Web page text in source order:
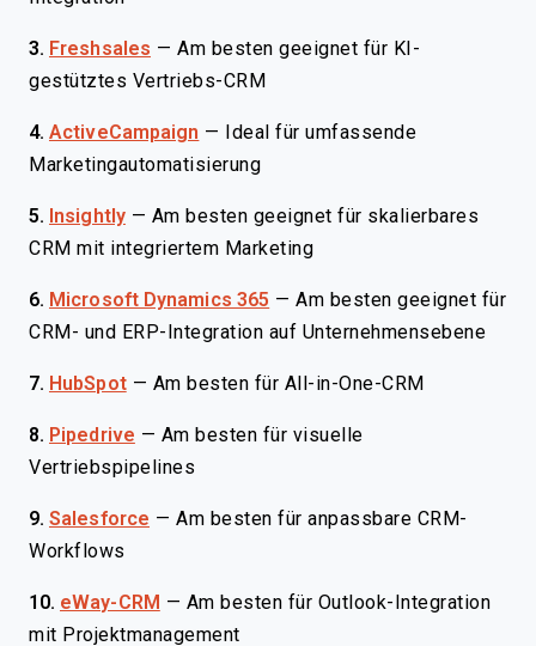
3. Freshsales — Am besten geeignet für KI-
gestütztes Vertriebs-CRM
4. ActiveCampaign —
Ideal für umfassende
Marketingautomatisierung
5. Insightly — Am besten geeignet für skalierbares
CRM mit integriertem Marketing
6. Microsoft Dynamics 365 —Am besten geeignet für
CRM- und ERP-Integration auf Unternehmensebene
7. HubSpot — Am besten für All-in-One-CRM
8. Pipedrive — Am besten für visuelle
Vertriebspipelines
9. Salesforce — Am besten für anpassbare CRM-
Workflows
10. eWay-CRM — Am besten für Outlook-Integration
mit Projektmanagement